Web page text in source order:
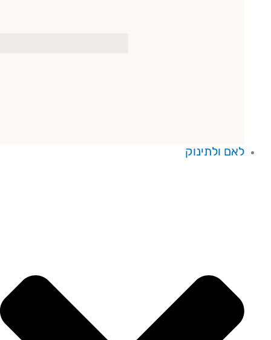
לאם ולתינוק